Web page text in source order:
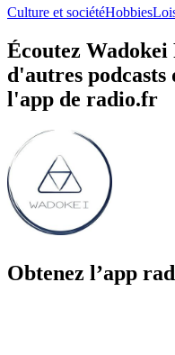
Culture et sociétéHobbies
Écoutez
d'autres podcasts
l'app de radio.fr
Obtenez l’app